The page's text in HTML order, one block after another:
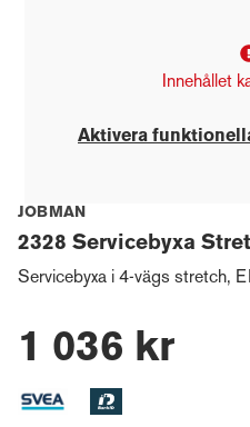
Innehållet
Aktivera
JOBMAN
2328 Servicebyxa
Servicebyxa i 4-vägs stretch,
1 036 kr